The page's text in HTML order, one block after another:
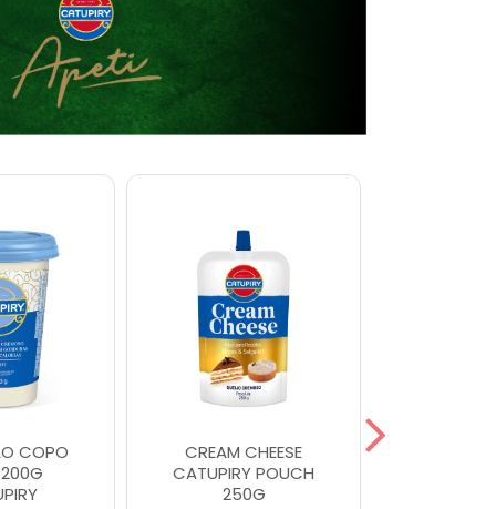
COPO
CREAM CHEESE
CATUPIRY POUCH
250G